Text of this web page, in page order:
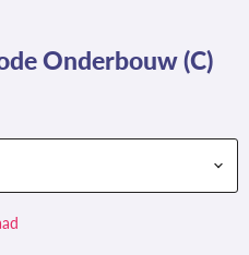
Onderbouw (C)